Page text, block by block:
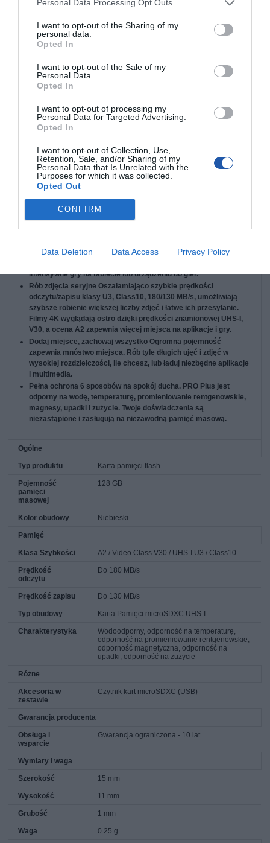
Personal Data Processing Opt Outs
I want to opt-out of the Sharing of my
personal data.
Opted In
I want to opt-out of the Sale of my
Personal Data.
Opted In
I want to opt-out of processing my
Personal Data for Targeted Advertising.
Opted In
I want to opt-out of Collection, Use,
Retention, Sale, and/or Sharing of my
Personal Data that Is Unrelated with the
Purposes for which it was collected.
Opted Out
CONFIRM
Data Deletion Data Access Privacy Policy
SPECYFIKACJA
Kluczowe cechy
Doskonała karta pamięciSuperszybkie prędkości zapisu i godna
kompatybilnym telefonie lub dronie. Rozszerzona pamięć
intensywne gry na tablecie lub urządzeniu do gier.
Rób zdjęcia seryjne Oszałamiająco szybkie prędkości
odczytu/zapisu klasy U3, Class10, 180/130 MB/s, umożliwiają
szybsze robienie większej liczby zdjęć i łatwe ich przesyłanie.
Filmy 4K wyglądają ostro dzięki prędkości znamionowej UHS-I,
V30, a ocena A2 zapewnia więcej miejsca na aplikacje i gry.
Dodaj miejsce, zachowaj wszystko Ogromna pojemność
zapewnia mnóstwo miejsca. Rób tyle długich ujęć i zdjęć w
wysokiej rozdzielczości, ile chcesz, lub ładuj niezbędne aplikacje
i multimedia.
Pełna ochrona 6 sposobów na spokój ducha. PRO Plus jest
odporny na wodę, temperaturę, promieniowanie rentgenowskie,
magnesy, upadki i zużycie. Twoje doświadczenia są
niezastąpione i zasługują na niezawodną pamięć masową.
Ogólne
Typ produktu Karta pamięci flash
Pojemność
pamięci
masowej
128 GB
Kolor obudowy Niebieski
Pamięć
Klasa Szybkości A2 / Video Class V30 / UHS-I U3 / Class10
Prędkość
odczytu
Do 180 MB/s
Prędkość zapisu Do 130 MB/s
Typ obudowy Karta Pamięci microSDXC UHS-I
Charakterystyka
Wodoodporny, odporność na temperaturę,
odporność na promieniowanie rentgenowskie,
odporność magnetyczna, odporność na
upadki, odporność na zużycie
Różne
Akcesoria w
zestawie
Czytnik kart microSDXC (USB)
Gwarancja producenta
Obsługa i
wsparcie
Gwarancja ograniczona - 10 lat
Wymiary i waga
Szerokość 15 mm
Wysokość 11 mm
Grubość 1 mm
Waga 0.25 g